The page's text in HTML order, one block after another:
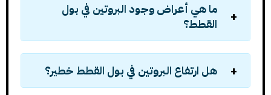
ما هي أعراض وجود البروتين في بول
القطط؟
هل ارتفاع البروتين في بول القطط خطير؟